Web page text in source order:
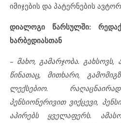
იმიჯების და პატერნების
დიალოგი წარსულში:
ხარბედიასთან
– მახო, გამარჯობა.
წინათაც, მითხარი,
ლექსებიო.
პენსიონერივით ვიქცევი,
აპირებს ყველაფერს.